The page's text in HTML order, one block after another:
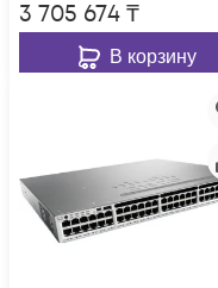
3 705 674₸
В корзину